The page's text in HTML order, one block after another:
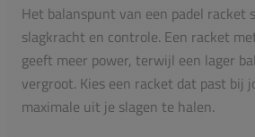
Het balanspunt van een padel racket
slagkracht en controle. Een racket
geeft meer power, terwijl een lager
vergroot. Kies een racket dat past bij
maximale uit je slagen te halen.